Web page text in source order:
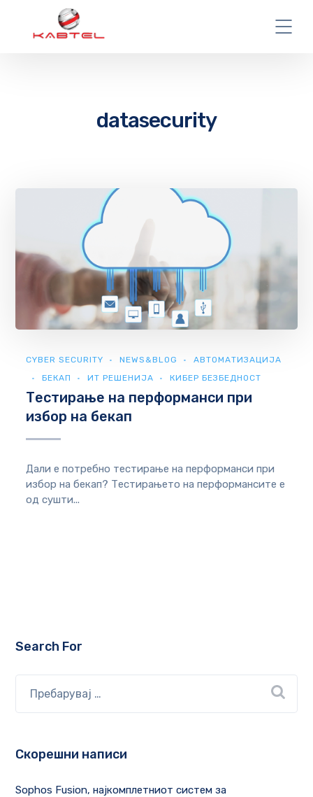
datasecurity
CYBER SECURITY NEWS&BLOG
АВТОМАТИЗАЦИЈА
БЕКАП
ИТ РЕШЕНИЈА КИБЕР БЕЗБЕДНОСТ
Тестирање на перформанси при
избор на бекап
Дали е потребно тестирање на перформанси при
избор на бекап? Тестирањето на перформансите е
од сушти...
Search For
Скорешни написи
Sophos Fusion, најкомплетниот систем за